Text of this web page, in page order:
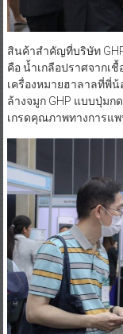
สินค้าสำคัญที่บริษัท
คือ น้ำเกลือปราศจากเ
เครื่องหมายฮาลาลที่พี่
ล้างจมูก GHP แบบปุ่มก
เกรดคุณภาพทางการแพ